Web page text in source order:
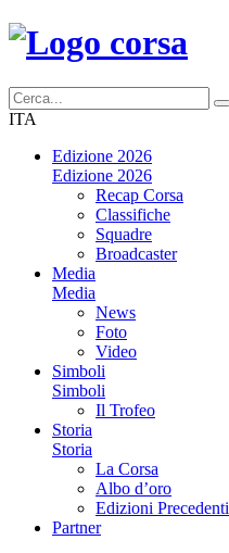
ITA
Edizione 2026
Edizione 2026
Recap Corsa
Classifiche
Squadre
Broadcaster
Media
Media
News
Foto
Video
Simboli
Simboli
Il Trofeo
Storia
Storia
La Corsa
Albo d’oro
Edizioni Precedenti
Partner